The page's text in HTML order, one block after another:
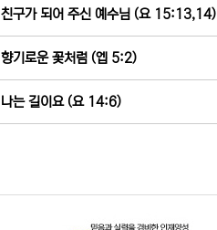
친구가 되어 주신 예수님 (요 15:13,14)
향기로운 꽃처럼 (엡 5:2)
나는 길이요 (요 14:6)